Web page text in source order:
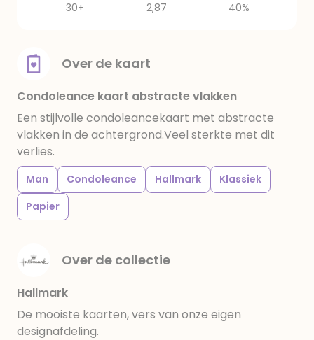
30+
2,87 40%
Over de kaart
Condoleance kaart abstracte vlakken
Een stijlvolle condoleancekaart met abstracte
vlakken in de achtergrond.Veel sterkte met dit
verlies.
Man Condoleance Hallmark
Klassiek
Papier
Over de collectie
Hallmark
De mooiste kaarten, vers van onze eigen
designafdeling.